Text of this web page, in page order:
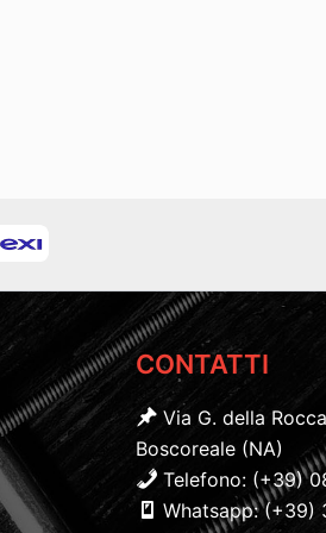
CONTATTI
Via G. della
Boscoreale (NA)
Telefono: (+39)
Whatsapp: (+39)